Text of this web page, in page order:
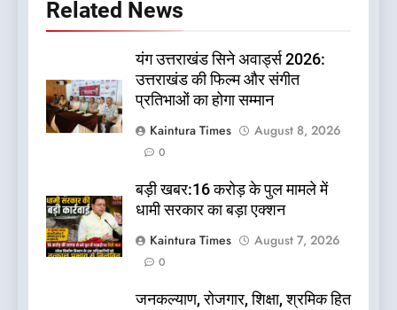
Related News
यंग उत्तराखंड सिने अवार्ड्स 2026:
उत्तराखंड की फिल्म और संगीत
प्रतिभाओं का होगा सम्मान
Kaintura Times
August 8, 2026
0
बड़ी खबर:16 करोड़ के पुल मामले में
धामी सरकार का बड़ा एक्शन
Kaintura Times
August 7, 2026
0
जनकल्याण, रोजगार, शिक्षा, श्रमिक हित